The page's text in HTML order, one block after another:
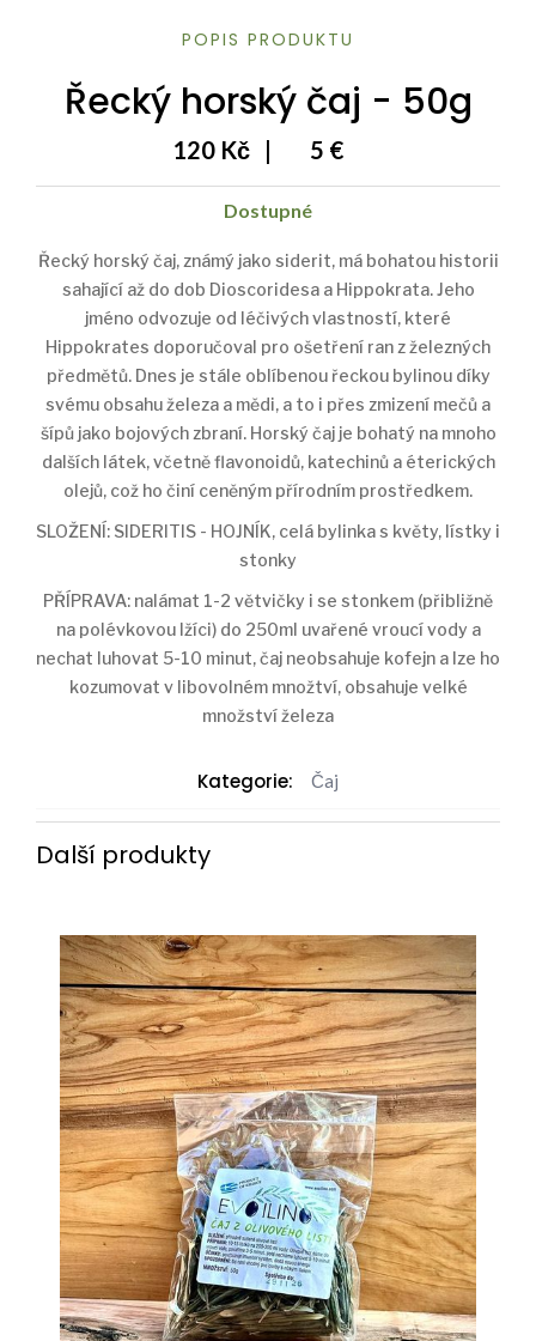
POPIS PRODUKTU
Řecký horský čaj - 50g
120 Kč | 5 €
Dostupné
Řecký horský čaj, známý jako siderit, má bohatou historii
sahající až do dob Dioscoridesa a Hippokrata. Jeho
jméno odvozuje od léčivých vlastností, které
Hippokrates doporučoval pro ošetření ran z železných
předmětů. Dnes je stále oblíbenou řeckou bylinou díky
svému obsahu železa a mědi, a to i přes zmizení mečů a
šípů jako bojových zbraní. Horský čaj je bohatý na mnoho
dalších látek, včetně flavonoidů, katechinů a éterických
olejů, což ho činí ceněným přírodním prostředkem.
SLOŽENÍ: SIDERITIS - HOJNÍK, celá bylinka s květy, lístky i
stonky
PŘÍPRAVA: nalámat 1-2 větvičky i se stonkem (přibližně
na polévkovou lžíci) do 250ml uvařené vroucí vody a
nechat luhovat 5-10 minut, čaj neobsahuje kofejn a lze ho
kozumovat v libovolném množtví, obsahuje velké
množství železa
Kategorie: Čaj
Další produkty